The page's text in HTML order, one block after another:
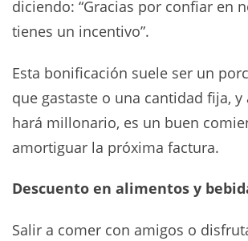
diciendo: “Gracias por confiar en
tienes un incentivo”.
Esta bonificación suele ser un
que gastaste o una cantidad fija,
hará millonario, es un buen
amortiguar la próxima factura.
Descuento en alimentos y
Salir a comer con amigos o